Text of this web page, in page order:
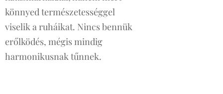
könnyed természetességgel
viselik a ruháikat. Nincs bennük
erőlködés, mégis mindig
harmonikusnak tűnnek.